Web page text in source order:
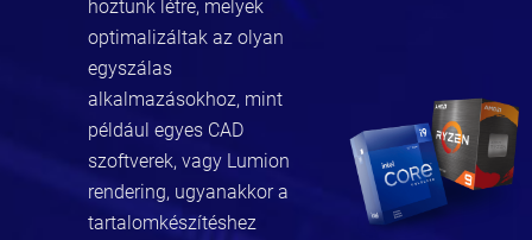
hoztunk létre, melyek
optimalizáltak az olyan
egyszálas
alkalmazásokhoz, mint
például egyes CAD
szoftverek, vagy Lumion
rendering, ugyanakkor a
tartalomkészítéshez